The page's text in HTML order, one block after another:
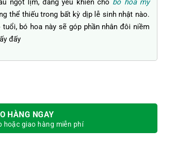
thể thiếu trong bất kỳ dịp lễ sinh nhật nào.
bó hoa này sẽ góp phần nhân đôi niềm
đấy
HÀNG NGAY
hoặc giao hàng miễn phí